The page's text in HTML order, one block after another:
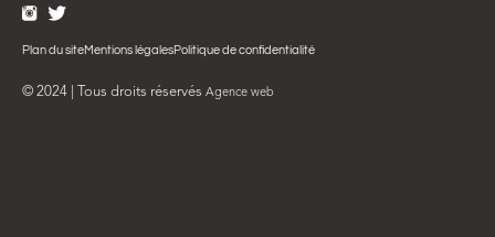
Plan du siteMentions légalesPolitique de confidentialité
© 2024 | Tous droits réservés Agence web